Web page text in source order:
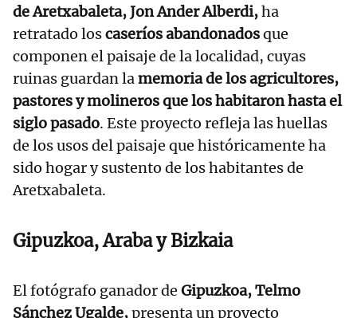
de Aretxabaleta, Jon Ander Alberdi,ha
retratado loscaseríos abandonadosque
componen el paisaje de la localidad, cuyas
ruinas guardan lamemoria de los agricultores,
pastores y molineros que los habitaron hasta el
siglo pasado. Este proyecto refleja las huellas
de los usos del paisaje que históricamente ha
sido hogar y sustento de los habitantes de
Aretxabaleta.
Gipuzkoa, Araba y Bizkaia
El fotógrafo ganador de Gipuzkoa,Telmo
Sánchez Ugalde,presenta un proyecto